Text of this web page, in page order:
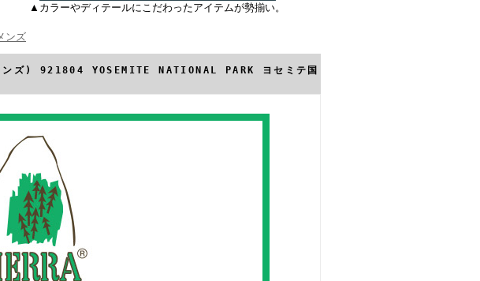
▲カラーやディテールにこだわったアイテムが勢揃い。
ンズ
ズ) 921804 YOSEMITE NATIONAL PARK ヨセミテ国